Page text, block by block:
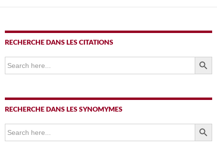
articles
RECHERCHE DANS LES CITATIONS
Search
for:
SEARCH
RECHERCHE DANS LES SYNOMYMES
Search
for:
SEARCH